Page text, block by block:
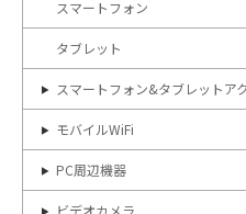
スマートフォン
タブレット
スマートフォン&タブレットア
モバイルWiFi
PC周辺機器
ビデオカメラ